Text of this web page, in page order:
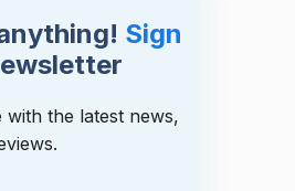
Sign
the latest news,